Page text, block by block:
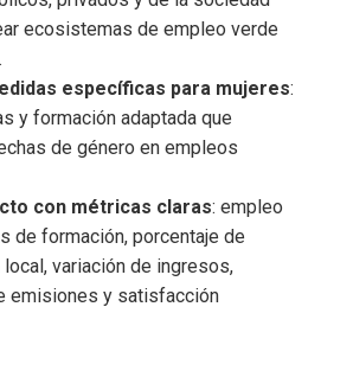
ecosistemas de empleo verde
específicas para mujeres:
y formación adaptada que
de género en empleos
con métricas claras: empleo
de formación, porcentaje de
variación de ingresos,
emisiones y satisfacción